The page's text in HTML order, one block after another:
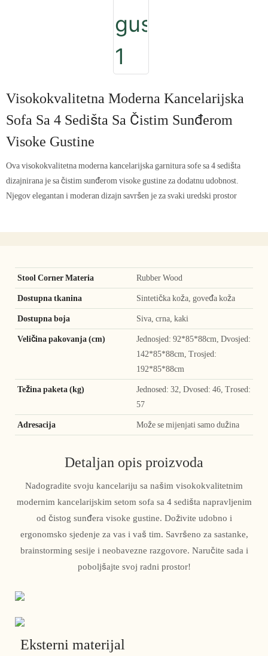
Visokokvalitetna Moderna Kancelarijska
Sofa Sa 4 Sedišta Sa Čistim Sunđerom
Visoke Gustine
Ova visokokvalitetna moderna kancelarijska garnitura sofe sa 4 sedišta
dizajnirana je sa čistim sunđerom visoke gustine za dodatnu udobnost.
Njegov elegantan i moderan dizajn savršen je za svaki uredski prostor
Stool Corner Materia Rubber Wood
Dostupna tkanina Sintetička koža, goveđa koža
Dostupna boja Siva, crna, kaki
Veličina pakovanja (cm)
Jednosjed: 92*85*88cm, Dvosjed:
142*85*88cm, Trosjed:
192*85*88cm
Težina paketa (kg)
Jednosed: 32, Dvosed: 46, Trosed:
57
Adresacija Može se mijenjati samo dužina
Detaljan opis proizvoda
Nadogradite svoju kancelariju sa našim visokokvalitetnim
modernim kancelarijskim setom sofa sa 4 sedišta napravljenim
od čistog sunđera visoke gustine. Doživite udobno i
ergonomsko sjedenje za vas i vaš tim. Savršeno za sastanke,
brainstorming sesije i neobavezne razgovore. Naručite sada i
poboljšajte svoj radni prostor!
Eksterni materijal